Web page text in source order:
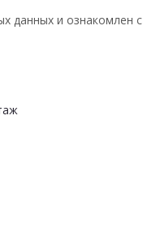
данных и ознакомлен с